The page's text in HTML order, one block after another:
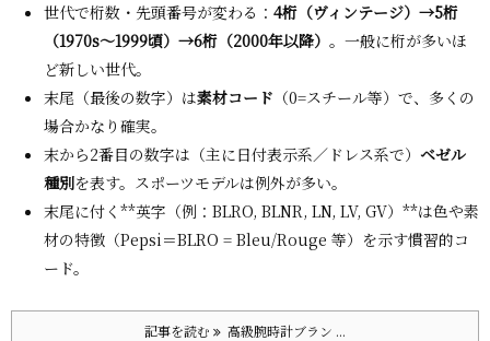
世代で桁数・先頭番号が変わる： 4桁（ヴィンテージ）→5桁
（1970s〜1999頃）→6桁（2000年以降） 。一般に桁が多いほ
ど新しい世代。
末尾（最後の数字）は素材コード （0=スチール等）で、多くの
場合かなり確実。
末から2番目の数字は（主に日付表示系／ドレス系で） ベゼル
種別を表す。スポーツモデルは例外が多い。
末尾に付く**英字（例：BLRO, BLNR, LN, LV, GV）**は色や素
材の特徴（Pepsi＝BLRO = Bleu/Rouge 等）を示す慣習的コ
ード。
記事を読む 高級腕時計ブラン ...